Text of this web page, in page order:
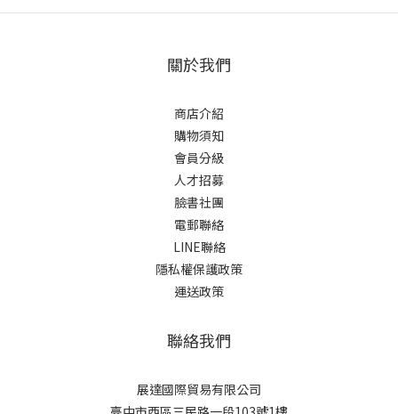
關於我們
商店介紹
購物須知
會員分級
人才招募
臉書社團
電郵聯絡
LINE聯絡
隱私權保護政策
運送政策
聯絡我們
展達國際貿易有限公司